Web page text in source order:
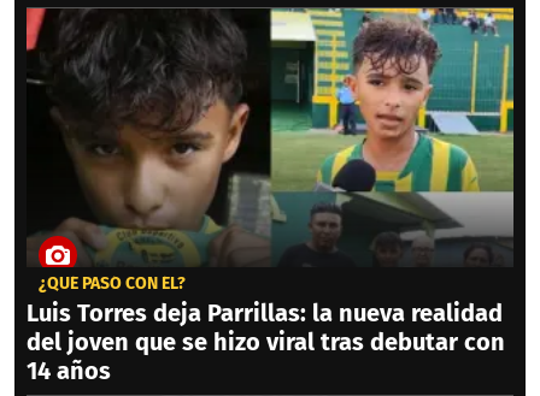
¿QUÉ PASÓ CON ÉL?
Luis Torres deja Parrillas: la nueva realidad
del joven que se hizo viral tras debutar con
14 años